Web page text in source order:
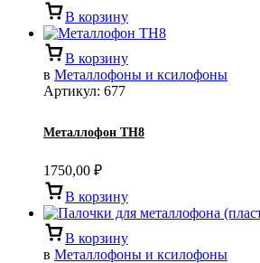
В корзину
В корзину
в Металлофоны и ксилофоны
Артикул: 677
Металлофон TH8
1750,00 ₽
В корзину
В корзину
в Металлофоны и ксилофоны